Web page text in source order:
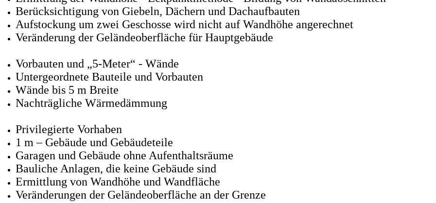
Berücksichtigung von Giebeln, Dächern und Dachaufbauten
Aufstockung um zwei Geschosse wird nicht auf Wandhöhe angerechnet
Veränderung der Geländeoberfläche für Hauptgebäude
Vorbauten und „5-Meter“ - Wände
Untergeordnete Bauteile und Vorbauten
Wände bis 5 m Breite
Nachträgliche Wärmedämmung
Privilegierte Vorhaben
1 m – Gebäude und Gebäudeteile
Garagen und Gebäude ohne Aufenthaltsräume
Bauliche Anlagen, die keine Gebäude sind
Ermittlung von Wandhöhe und Wandfläche
Veränderungen der Geländeoberfläche an der Grenze